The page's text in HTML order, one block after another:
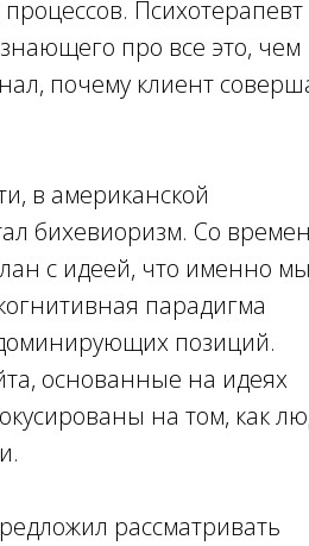
Психотерапевт
про все это, чем
почему клиент
в американской
бихевиоризм. Со
с идеей, что именно
парадигма
позиций.
основанные на идеях
на том, как
рассматривать